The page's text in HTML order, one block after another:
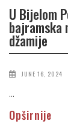
U Bijelom
bajramska
džamije
JUNE 16, 2024
...
Opširnije